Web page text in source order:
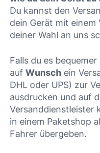
Du kannst den
dein Gerät mit einem
deiner Wahl an uns
Falls du es
auf Wunsch ein
DHL oder UPS) zur
ausdrucken und auf
Versanddienstleister
in einem Paketshop
Fahrer übergeben.